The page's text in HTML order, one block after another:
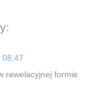
08:47
rewelacyjnej formie.